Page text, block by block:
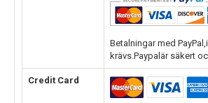
Betalningar med
krävs.Paypalär säkert
Credit Card